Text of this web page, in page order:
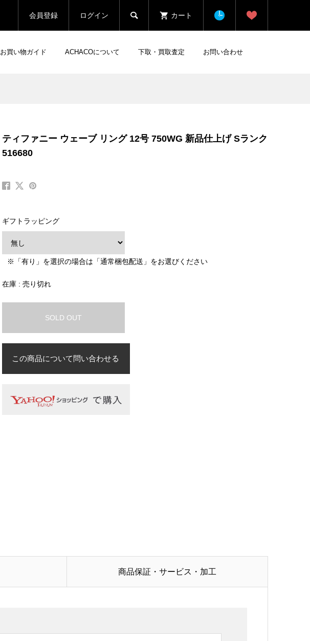
会員登録 ログイン  カート
お買い物ガイド ACHACOについて 下取・買取査定 お問い合わせ
ティファニー ウェーブ リング 12号 750WG 新品仕上げ Sランク
516680
ギフトラッピング
※「有り」を選択の場合は「通常梱包配送」をお選びください
在庫 : 売り切れ
SOLD OUT
この商品について問い合わせる
商品保証・サービス・加工